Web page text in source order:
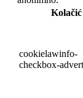
Kolačić
cookielawinfo-
checkbox-